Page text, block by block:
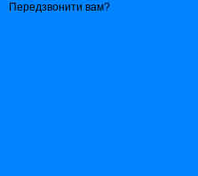
Передзвонити вам?